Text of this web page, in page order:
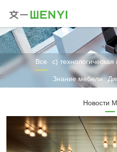
Все c)
Знание мебели
Новости